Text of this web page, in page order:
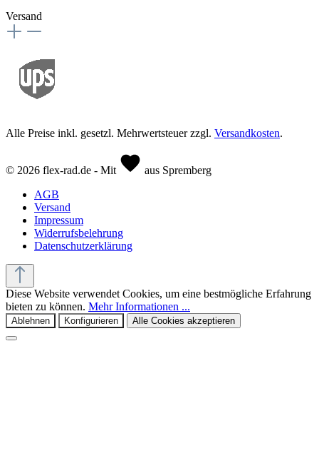
Versand
Alle Preise inkl. gesetzl. Mehrwertsteuer zzgl. Versandkosten.
© 2026 flex-rad.de - Mit
aus Spremberg
AGB
Versand
Impressum
Widerrufsbelehrung
Datenschutzerklärung
Diese Website verwendet Cookies, um eine bestmögliche Erfahrung
bieten zu können. Mehr Informationen ...
Ablehnen Konfigurieren Alle Cookies akzeptieren